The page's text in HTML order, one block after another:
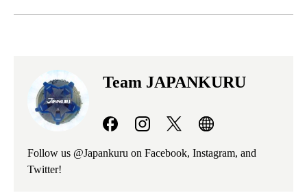
Team JAPANKURU
Follow us @Japankuru on Facebook, Instagram, and
Twitter!